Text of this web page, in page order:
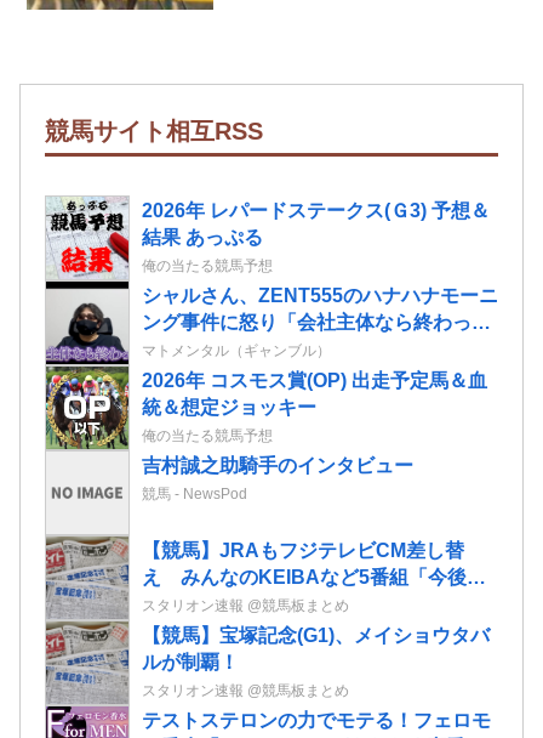
競馬サイト相互RSS
2026年 レパードステークス(Ｇ3) 予想＆
結果 あっぷる
俺の当たる競馬予想
シャルさん、ZENT555のハナハナモーニ
ング事件に怒り「会社主体なら終わって
る」
マトメンタル（ギャンブル）
2026年 コスモス賞(OP) 出走予定馬＆血
統＆想定ジョッキー
俺の当たる競馬予想
吉村誠之助騎手のインタビュー
競馬 - NewsPod
【競馬】JRAもフジテレビCM差し替
え みんなのKEIBAなど5番組「今後の
推移を慎重に見極めたい」
スタリオン速報 @競馬板まとめ
【競馬】宝塚記念(G1)、メイショウタバ
ルが制覇！
スタリオン速報 @競馬板まとめ
テストステロンの力でモテる！フェロモ